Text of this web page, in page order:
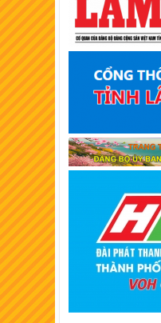
XSKT An Giang
XSKT Bình Thuận
XSKT Vĩnh Long
XSKT Bình Dương
XSKT Long An
XSKT Bình Phước
XSKT Tiền Giang
XSKT Đà Lạt